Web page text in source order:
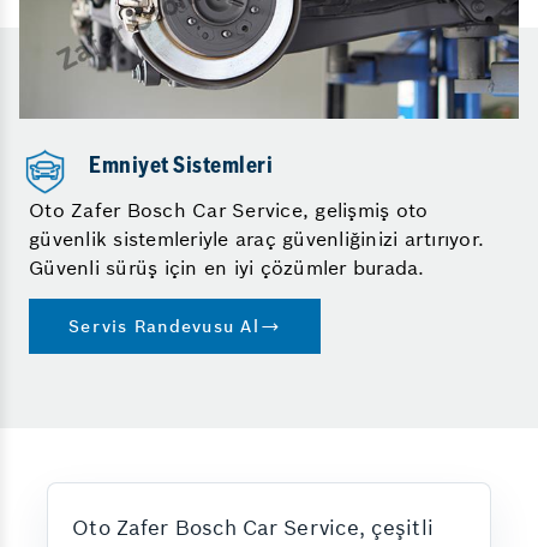
Emniyet Sistemleri
Oto Zafer Bosch Car Service, gelişmiş oto
güvenlik sistemleriyle araç güvenliğinizi artırıyor.
Güvenli sürüş için en iyi çözümler burada.
Servis Randevusu Al
Oto Zafer Bosch Car Service, çeşitli